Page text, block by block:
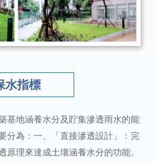
水指標
基地涵養水分及貯集滲透雨水的能
分為：一、「直接滲透設計」：完
原理來達成土壤涵養水分的功能。